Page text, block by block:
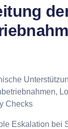
Checks
Eskalation bei